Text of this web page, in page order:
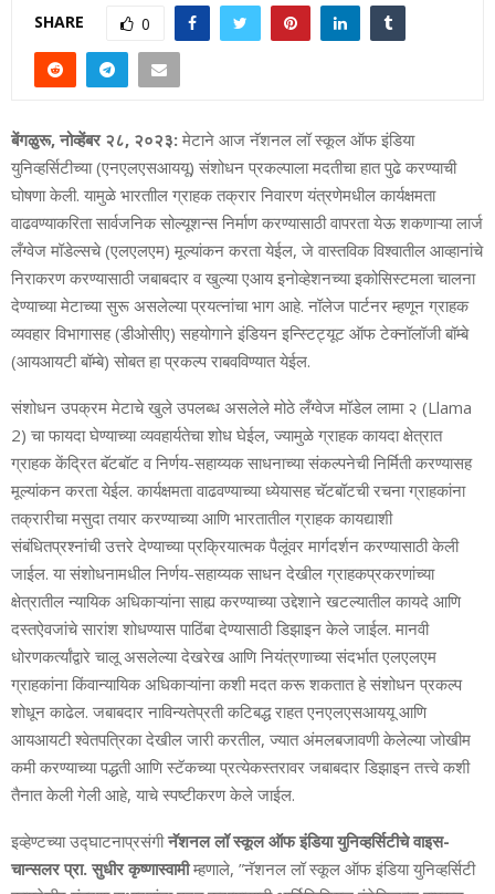
SHARE 0
बेंगळुरू, नोव्‍हेंबर २८, २०२३: मेटाने आज नॅशनल लॉ स्‍कूल ऑफ इंडिया
युनिव्‍हर्सिटीच्‍या (एनएलएसआययू) संशोधन प्रकल्‍पाला मदतीचा हात पुढे करण्‍याची
घोषणा केली. यामुळे भारताील ग्राहक तक्रार निवारण यंत्रणेमधील कार्यक्षमता
वाढवण्‍याकरिता सार्वजनिक सोल्‍यूशन्‍स निर्माण करण्‍यासाठी वापरता येऊ शकणाऱ्या लार्ज
लँग्‍वेज मॉडेल्‍सचे (एलएलएम) मूल्‍यांकन करता येईल, जे वास्‍तविक विश्‍वातील आव्‍हानांचे
निराकरण करण्‍यासाठी जबाबदार व खुल्‍या एआय इनोव्‍हेशनच्‍या इकोसिस्‍टमला चालना
देण्‍याच्‍या मेटाच्‍या सुरू असलेल्‍या प्रयत्‍नांचा भाग आहे. नॉलेज पार्टनर म्हणून ग्राहक
व्यवहार विभागासह (डीओसीए) सहयोगाने इंडियन इन्स्टिट्यूट ऑफ टेक्नॉलॉजी बॉम्बे
(आयआयटी बॉम्बे) सोबत हा प्रकल्प राबवविण्‍यात येईल.
संशोधन उपक्रम मेटाचे खुले उपलब्‍ध असलेले मोठे लँग्‍वेज मॉडेल लामा २ (Llama
2) चा फायदा घेण्‍याच्‍या व्‍यवहार्यतेचा शोध घेईल, ज्‍यामुळे ग्राहक कायदा क्षेत्रात
ग्राहक केंद्रित बॅटबॉट व निर्णय-सहाय्यक साधनाच्‍या संकल्‍पनेची निर्मिती करण्‍यासह
मूल्‍यांकन करता येईल. कार्यक्षमता वाढवण्‍याच्‍या ध्‍येयासह चॅटबॉटची रचना ग्राहकांना
तक्रारीचा मसुदा तयार करण्याच्या आणि भारतातील ग्राहक कायद्याशी
संबंधितप्रश्नांची उत्तरे देण्याच्या प्रक्रियात्मक पैलूंवर मार्गदर्शन करण्यासाठी केली
जाईल. या संशोधनामधील निर्णय-सहाय्यक साधन देखील ग्राहकप्रकरणांच्या
क्षेत्रातील न्यायिक अधिकाऱ्यांना साह्य करण्‍याच्‍या उद्देशाने खटल्यातील कायदे आणि
दस्तऐवजांचे सारांश शोधण्‍यास पाठिंबा देण्‍यासाठी डिझाइन केले जाईल. मानवी
धोरणकर्त्‍यांद्वारे चालू असलेल्या देखरेख आणि नियंत्रणाच्या संदर्भात एलएलएम
ग्राहकांना किंवान्यायिक अधिकाऱ्यांना कशी मदत करू शकतात हे संशोधन प्रकल्प
शोधून काढेल. जबाबदार नाविन्‍यतेप्रती कटिबद्ध राहत एनएलएसआययू आणि
आयआयटी श्वेतपत्रिका देखील जारी करतील, ज्यात अंमलबजावणी केलेल्‍या जोखीम
कमी करण्याच्या पद्धती आणि स्टॅकच्या प्रत्येकस्तरावर जबाबदार डिझाइन तत्त्वे कशी
तैनात केली गेली आहे, याचे स्‍पष्‍टीकरण केले जाईल.
इव्‍हेण्‍टच्‍या उद्घाटनाप्रसंगीनॅशनल लॉ स्‍कूल ऑफ इंडिया युनिव्‍हर्सिटीचे वाइस-
चान्‍सलर प्रा. सुधीर कृष्‍णास्‍वामीम्‍हणाले, ”नॅशनल लॉ स्‍कूल ऑफ इंडिया युनिव्‍हर्सिटी